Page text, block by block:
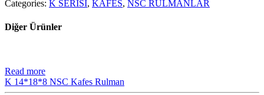
Categories: K SERİSİ, KAFES, NSC RULMANLAR
Diğer Ürünler
Read more
K 14*18*8 NSC Kafes Rulman